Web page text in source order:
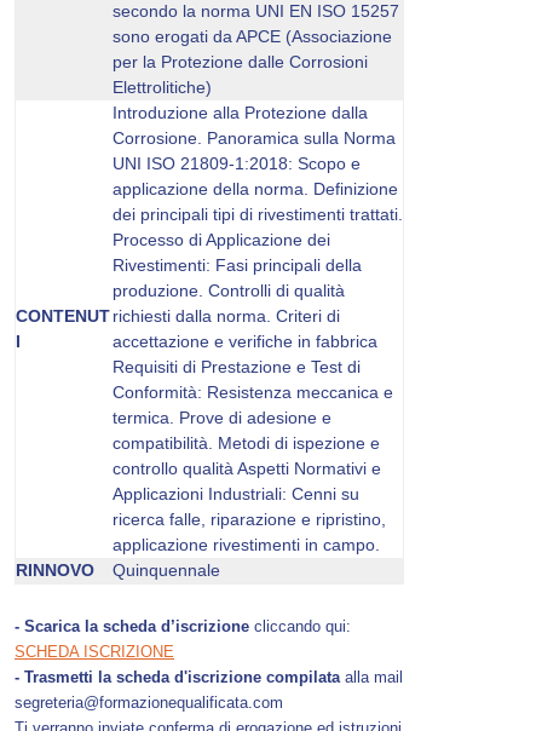
secondo la norma UNI EN ISO 15257
sono erogati da APCE (Associazione
per la Protezione dalle Corrosioni
Elettrolitiche)
CONTENUT
I
Introduzione alla Protezione dalla
Corrosione. Panoramica sulla Norma
UNI ISO 21809-1:2018: Scopo e
applicazione della norma. Definizione
dei principali tipi di rivestimenti trattati.
Processo di Applicazione dei
Rivestimenti: Fasi principali della
produzione. Controlli di qualità
richiesti dalla norma. Criteri di
accettazione e verifiche in fabbrica
Requisiti di Prestazione e Test di
Conformità: Resistenza meccanica e
termica. Prove di adesione e
compatibilità. Metodi di ispezione e
controllo qualità Aspetti Normativi e
Applicazioni Industriali: Cenni su
ricerca falle, riparazione e ripristino,
applicazione rivestimenti in campo.
RINNOVO
Quinquennale
- Scarica la scheda d’iscrizione cliccando qui:
SCHEDA ISCRIZIONE
- Trasmetti la scheda d'iscrizione compilata alla mail
segreteria@formazionequalificata.com